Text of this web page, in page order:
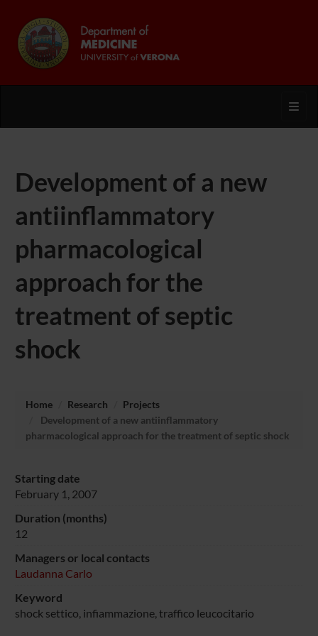
Development of a new
antiinflammatory
pharmacological
approach for the
treatment of septic
shock
Home Research
Projects
Development of a new antiinflammatory
pharmacological approach for the treatment of septic shock
Starting date
February 1, 2007
Duration (months)
12
Managers or local contacts
Laudanna Carlo
Keyword
shock settico, infiammazione, traffico leucocitario